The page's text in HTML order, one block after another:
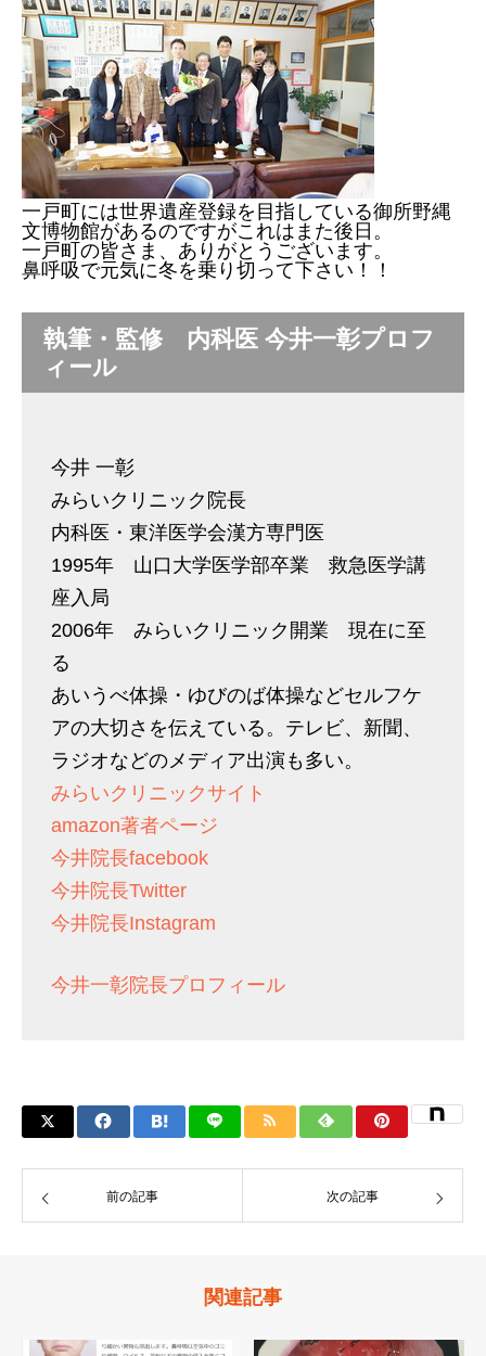
一戸町には世界遺産登録を目指している御所野縄
文博物館があるのですがこれはまた後日。
一戸町の皆さま、ありがとうございます。
鼻呼吸で元気に冬を乗り切って下さい！！
執筆・監修 内科医 今井一彰プロフ
ィール
今井 一彰
みらいクリニック院長
内科医・東洋医学会漢方専門医
1995年 山口大学医学部卒業 救急医学講
座入局
2006年 みらいクリニック開業 現在に至
る
あいうべ体操・ゆびのば体操などセルフケ
アの大切さを伝えている。テレビ、新聞、
ラジオなどのメディア出演も多い。
みらいクリニックサイト
amazon著者ページ
今井院長facebook
今井院長Twitter
今井院長Instagram
今井一彰院長プロフィール
前の記事 次の記事
関連記事